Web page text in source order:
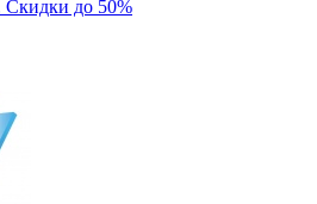
Скидки до 50%